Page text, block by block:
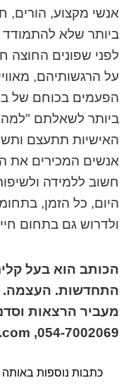
אנשי מקצוע, הורים,
ביותר שלא
לפני שפונים החוצה
על הרגשותיהם,
הפעמים בכוחם של
ביותר לשאלתם "למה
האישיות תתעצם
אנשים המכירים את
חשוב ללמידה
היום, כל הזמן,
ולדרוש גם בתחום
הכותב הוא בעל
התחדשות. העצמה.
מעביר הרצאות
,054-7002069
כתבות נוספות באותה